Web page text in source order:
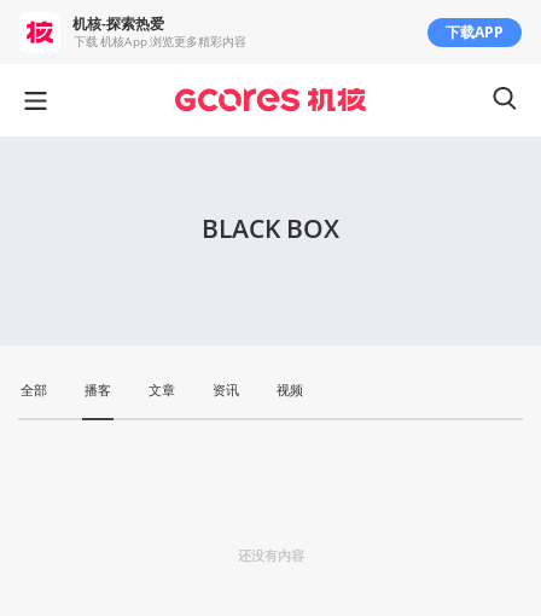
BLACK BOX
全部 播客 文章 资讯 视频
还没有内容
机核-探索热爱
下载 机核App 浏览更多精彩内容 下载APP